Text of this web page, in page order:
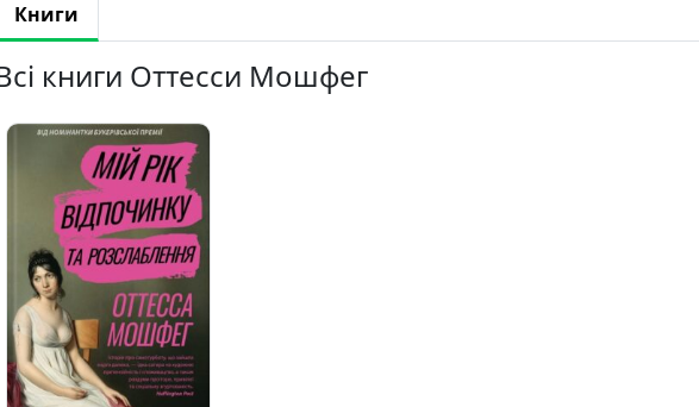
Книги
книги Оттесси Мошфег